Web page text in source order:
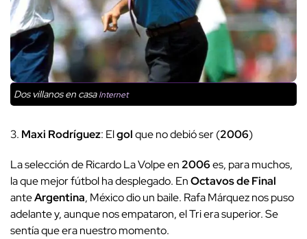
Dos villanos en casaInternet
3. Maxi Rodríguez: Elgolque no debió ser (2006)
La selección de Ricardo La Volpe en 2006es, para muchos,
la que mejor fútbol ha desplegado. EnOctavos de Final
anteArgentina, México dio un baile. Rafa Márquez nos puso
adelante y, aunque nos empataron, el Tri era superior. Se
sentía que era nuestro momento.